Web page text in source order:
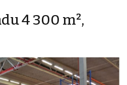
4 300 m²,